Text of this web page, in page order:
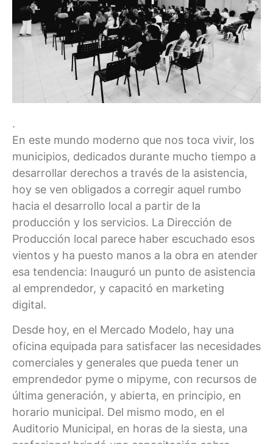
.
En este mundo moderno que nos toca vivir, los
municipios, dedicados durante mucho tiempo a
desarrollar derechos a través de la asistencia,
hoy se ven obligados a corregir aquel rumbo
hacia el desarrollo local a partir de la
producción y los servicios. La Dirección de
Producción local parece haber escuchado esos
vientos y ha puesto manos a la obra en atender
esa tendencia: Inauguró un punto de asistencia
al emprendedor, y capacitó en marketing
digital.
Desde hoy, en el Mercado Modelo, hay una
oficina equipada para satisfacer las necesidades
comerciales y generales que pueda tener un
emprendedor pyme o mipyme, con recursos de
última generación, y abierta, en principio, en
horario municipal. Del mismo modo, en el
Auditorio Municipal, en horas de la siesta, una